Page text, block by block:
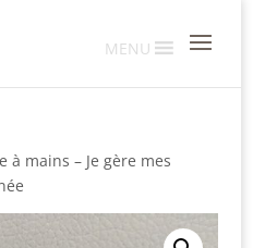
MENU
à mains – Je gère mes